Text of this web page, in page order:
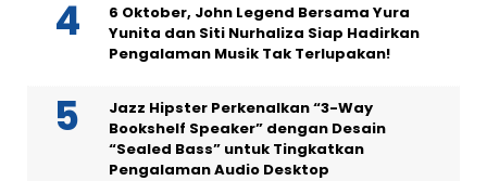
6 Oktober, John Legend Bersama Yura
Yunita dan Siti Nurhaliza Siap Hadirkan
Pengalaman Musik Tak Terlupakan!
Jazz Hipster Perkenalkan “3-Way
Bookshelf Speaker” dengan Desain
“Sealed Bass” untuk Tingkatkan
Pengalaman Audio Desktop